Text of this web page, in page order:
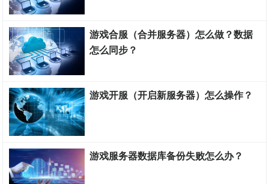
游戏合服（合并服务器）怎么做？数据
怎么同步？
游戏开服（开启新服务器）怎么操作？
游戏服务器数据库备份失败怎么办？